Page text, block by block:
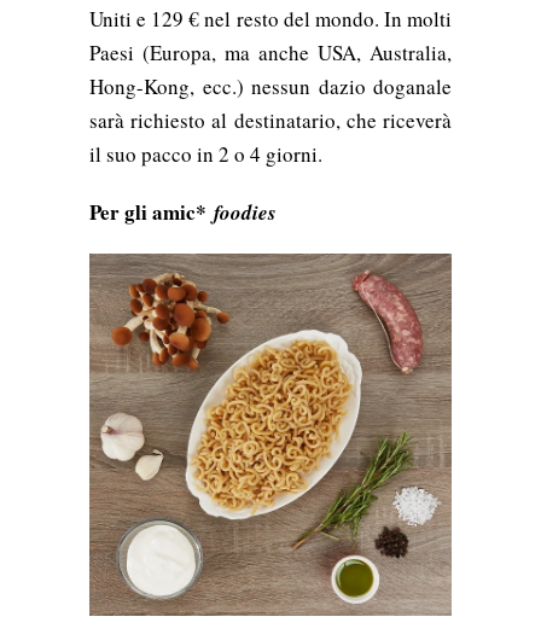
Uniti e 129 € nel resto del mondo. In molti
Paesi (Europa, ma anche USA, Australia,
Hong-Kong, ecc.) nessun dazio doganale
sarà richiesto al destinatario, che riceverà
il suo pacco in 2 o 4 giorni.
Per gli amic* foodies